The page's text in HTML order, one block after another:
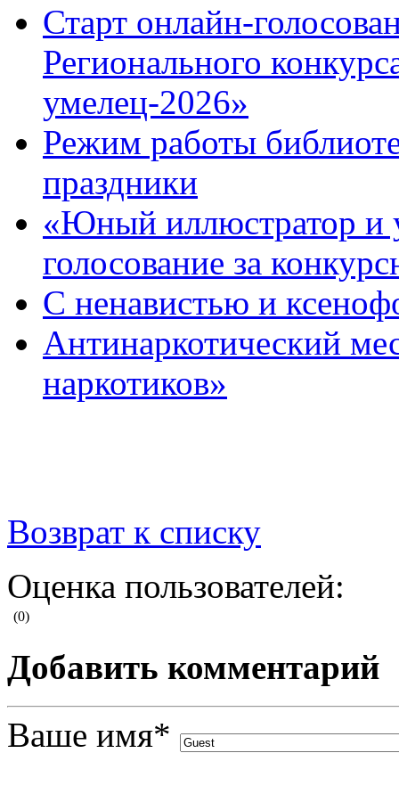
Старт онлайн-
Регионального
умелец-2026»
Режим работы
праздники
«Юный иллюстратор и
голосование за
С ненавистью и
Антинаркотический
наркотиков»
Возврат к списку
Оценка пользователей:
(0)
Добавить комментарий
Ваше имя*